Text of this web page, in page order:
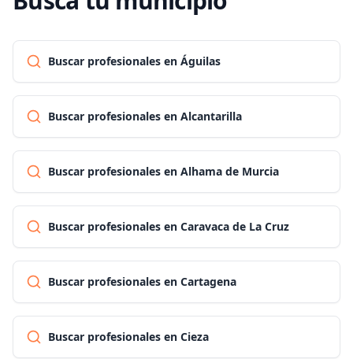
Buscar profesionales en Águilas
Buscar profesionales en Alcantarilla
Buscar profesionales en Alhama de Murcia
Buscar profesionales en Caravaca de La Cruz
Buscar profesionales en Cartagena
Buscar profesionales en Cieza